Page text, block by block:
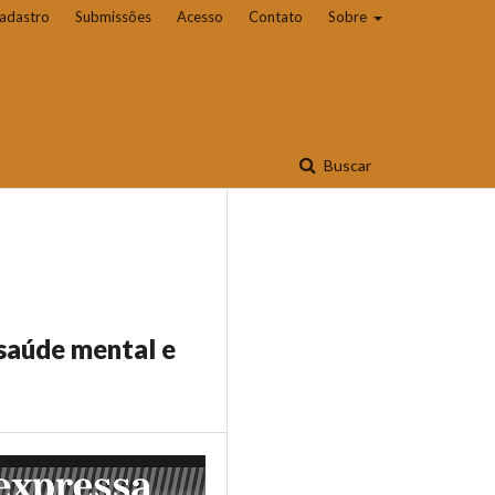
Buscar
Submissões Acesso Contato Sobre
mental e